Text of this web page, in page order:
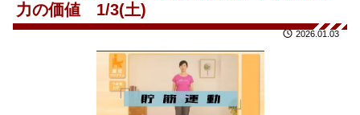
力の価値 1/3(土)
2026.01.03